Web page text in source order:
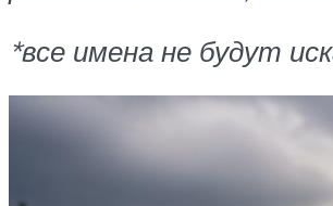
*все имена не будут